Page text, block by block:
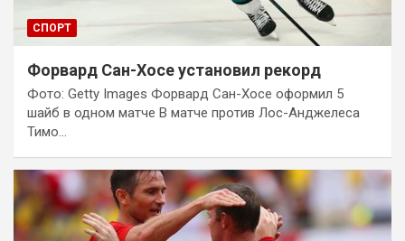
СПОРТ
Форвард Сан-Хосе установил рекорд
Фото: Getty Images Форвард Сан-Хосе оформил 5
шайб в одном матче В матче против Лос-Анджелеса
Тимо…